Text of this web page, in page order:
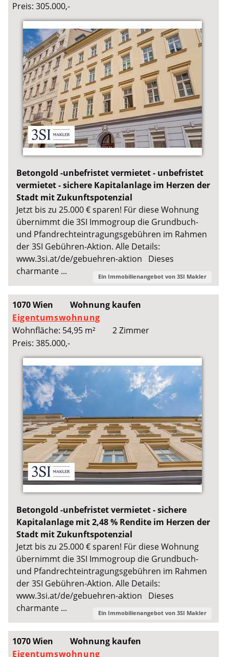
Preis: 305.000,-
Betongold -unbefristet vermietet - unbefristet
vermietet - sichere Kapitalanlage im Herzen der
Stadt mit Zukunftspotenzial
Jetzt bis zu 25.000 € sparen! Für diese Wohnung
übernimmt die 3SI Immogroup die Grundbuch-
und Pfandrechteintragungsgebühren im Rahmen
der 3SI Gebühren-Aktion. Alle Details:
www.3si.at/de/gebuehren-aktion Dieses
charmante ...
Ein Immobilienangebot von 3SI Makler
1070 Wien
Wohnung kaufen
Eigentumswohnung
Wohnfläche: 54,95 m²
2 Zimmer
Preis: 385.000,-
Betongold -unbefristet vermietet - sichere
Kapitalanlage mit 2,48 % Rendite im Herzen der
Stadt mit Zukunftspotenzial
Jetzt bis zu 25.000 € sparen! Für diese Wohnung
übernimmt die 3SI Immogroup die Grundbuch-
und Pfandrechteintragungsgebühren im Rahmen
der 3SI Gebühren-Aktion. Alle Details:
www.3si.at/de/gebuehren-aktion Dieses
charmante ...
Ein Immobilienangebot von 3SI Makler
1070 Wien
Wohnung kaufen
Eigentumswohnung